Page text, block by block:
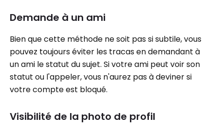
Demande à un ami
Bien que cette méthode ne soit pas si subtile, vous
pouvez toujours éviter les tracas en demandant à
un ami le statut du sujet. Si votre ami peut voir son
statut ou l'appeler, vous n'aurez pas à deviner si
votre compte est bloqué.
Visibilité de la photo de profil